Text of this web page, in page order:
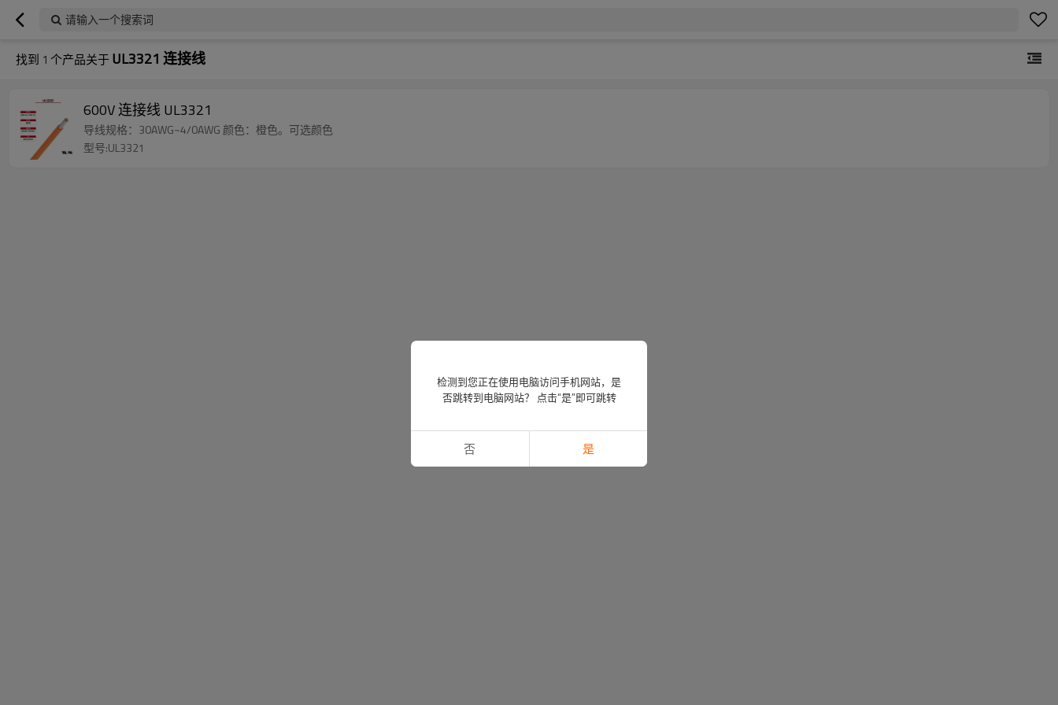
请输入一个搜索词
找到 1 个产品关于UL3321 连接线
600V 连接线 UL3321
导线规格：30AWG~4/0AWG 颜色：橙色。可选颜色
型号:UL3321
检测到您正在使用电脑访问手机网站，是
否跳转到电脑网站？ 点击“是”即可跳转
否 是